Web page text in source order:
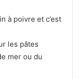
à poivre et c’est
les pâtes
mer ou du